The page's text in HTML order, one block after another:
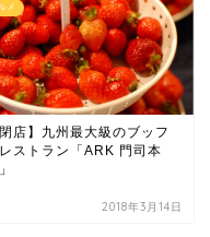
メ
閉店】九州最大級のブッフ
ストラン「ARK 門司本
2018年3月14日